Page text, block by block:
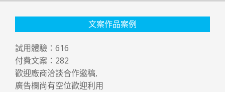
文案作品案例
試用體驗： 616
付費文案： 282
歡迎廠商洽談合作邀稿,
廣告欄尚有空位歡迎利用